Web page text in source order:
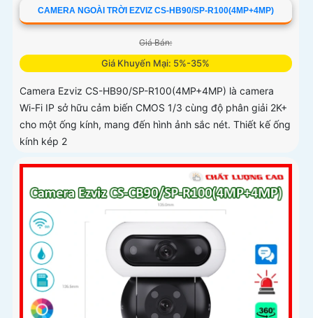
CAMERA NGOÀI TRỜI EZVIZ CS-HB90/SP-R100(4MP+4MP)
Giá Bán:
Giá Khuyến Mại: 5%-35%
Camera Ezviz CS-HB90/SP-R100(4MP+4MP) là camera
Wi-Fi IP sở hữu cảm biến CMOS 1/3 cùng độ phân giải 2K+
cho một ống kính, mang đến hình ảnh sắc nét. Thiết kế ống
kính kép 2